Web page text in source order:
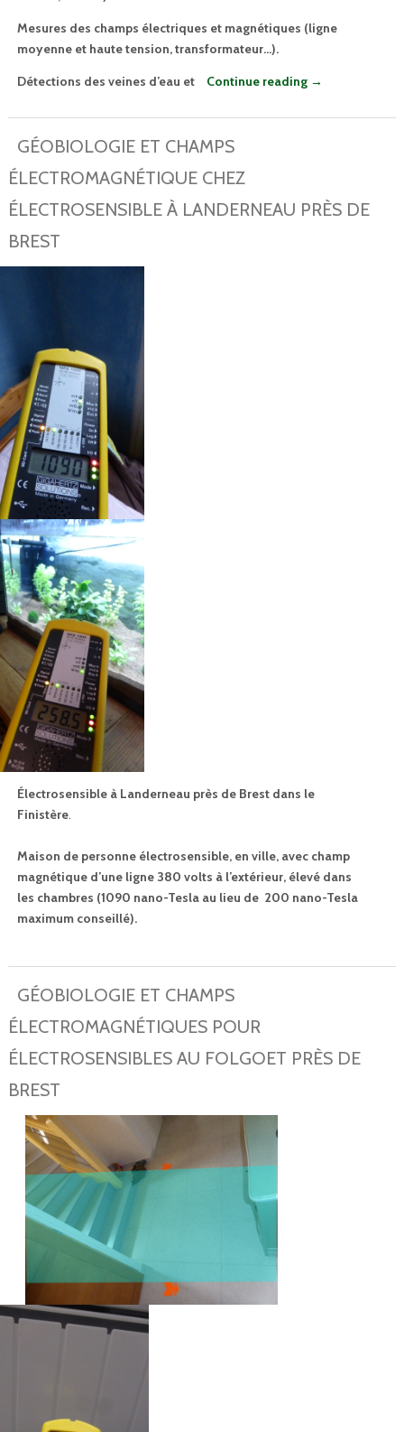
Mesures des champs électriques et magnétiques (ligne
moyenne et haute tension, transformateur…).
Détections des veines d’eau et
Continue reading →
GÉOBIOLOGIE ET CHAMPS
ÉLECTROMAGNÉTIQUE CHEZ
ÉLECTROSENSIBLE À LANDERNEAU PRÈS DE
BREST
Électrosensible à Landerneau près de Brest dans le
Finistère.
Maison de personne électrosensible, en ville, avec champ
magnétique d’une ligne 380 volts à l’extérieur, élevé dans
les chambres (1090 nano-Tesla au lieu de 200 nano-Tesla
maximum conseillé).
GÉOBIOLOGIE ET CHAMPS
ÉLECTROMAGNÉTIQUES POUR
ÉLECTROSENSIBLES AU FOLGOET PRÈS DE
BREST